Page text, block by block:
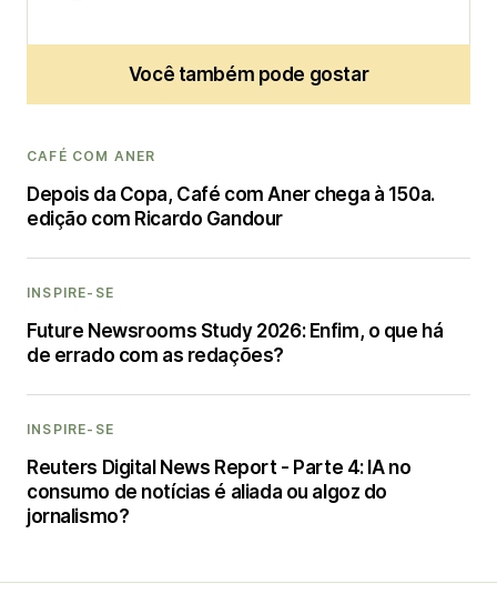
Você também pode gostar
CAFÉ COM ANER
Depois da Copa, Café com Aner chega à 150a.
edição com Ricardo Gandour
INSPIRE-SE
Future Newsrooms Study 2026: Enfim, o que há
de errado com as redações?
INSPIRE-SE
Reuters Digital News Report - Parte 4: IA no
consumo de notícias é aliada ou algoz do
jornalismo?